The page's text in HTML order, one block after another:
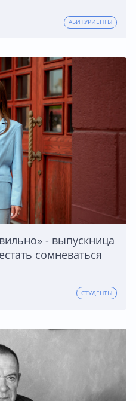
АБИТУРИЕНТЫ
- выпускница
сомневаться
СТУДЕНТЫ